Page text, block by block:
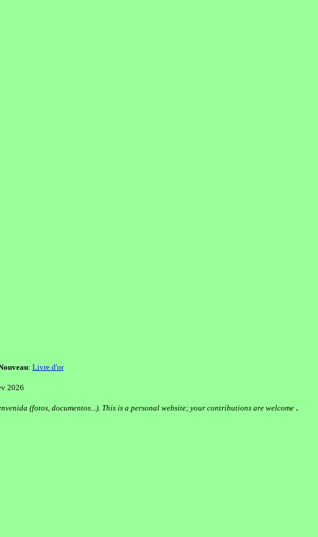
: Livre d'or
2026
(fotos, documentos...). This is a personal website; your contributions are welcome .